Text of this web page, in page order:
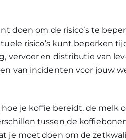
doen om de risico’s te
risico’s kunt beperken
vervoer en distributie van
van incidenten voor jouw
je koffie bereidt, de melk
tussen de
je moet doen om de